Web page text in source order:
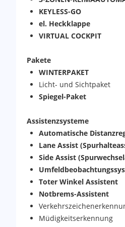
KEYLESS-GO
el. Heckklappe
VIRTUAL COCKPIT
Pakete
WINTERPAKET
Licht- und Sichtpaket
Spiegel-Paket
Assistenzsysteme
Automatische
Lane Assist
Side Assist
Toter Winkel Assistent
Notbrems-Assistent
Müdigkeitserkennung